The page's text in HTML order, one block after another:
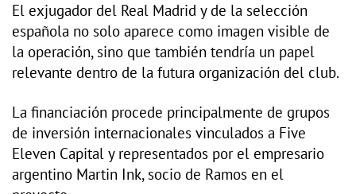
El exjugador del Real Madrid y de la selección
española no solo aparece como imagen visible de
la operación, sino que también tendría un papel
relevante dentro de la futura organización del club.
La financiación procede principalmente de grupos
de inversión internacionales vinculados a Five
Eleven Capital y representados por el empresario
argentino Martin Ink, socio de Ramos en el